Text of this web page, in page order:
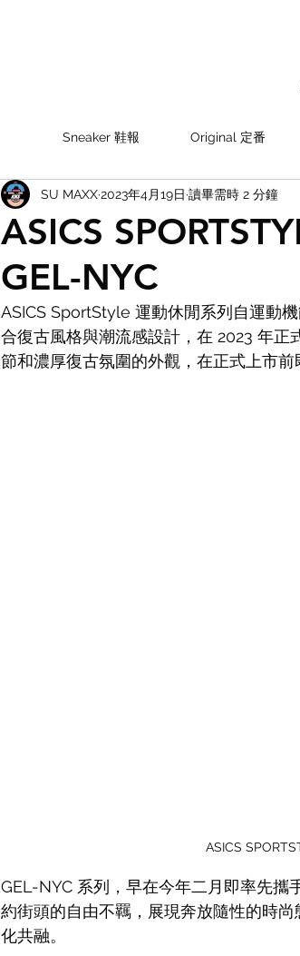
Sneaker 鞋報 Original 定番
ASICS
GEL-NYC
SU MAXX2023年4月19日 讀畢需時 2 分鐘
ASICS SportStyle 運動休閒系列自運動
合復古風格與潮流感設計，在 2023 年正
節和濃厚復古氛圍的外觀，在正式上市前
ASICS
GEL-NYC 系列，早在今年二月即率先
約街頭的自由不羈，展現奔放隨性的時
化共融。